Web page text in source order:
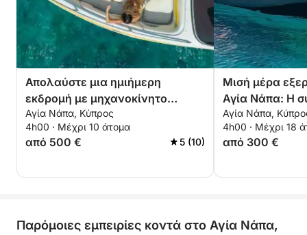
Απολαύστε μια ημιήμερη
εκδρομή με μηχανοκίνητο
σκάφος στην Αγία Νάπα
Αγία Νάπα, Κύπρος
4h00 · Μέχρι 10 άτομα
από 500 € 5 (10)
Μισή μέρα
Αγία Νάπα: Η
απόδρασή σας
σκάφος
Αγία Νάπα,
4h00 · Μέχρι 18
από 300 €
Παρόμοιες εμπειρίες κοντά στο Αγία Νάπα,